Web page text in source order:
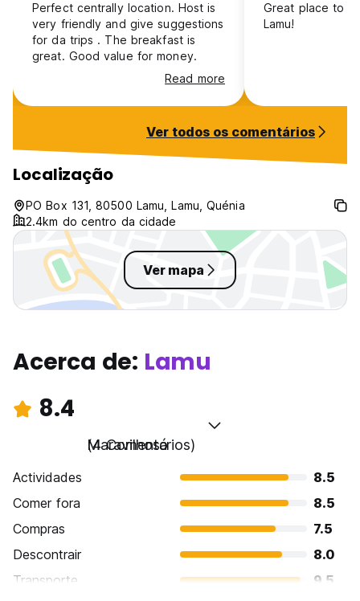
Perfect centrally location. Host is
very friendly and give suggestions
for da trips . The breakfast is
great. Good value for money.
Read more
Great place to
Lamu!
Ver todos os comentários
Localização
PO Box 131, 80500 Lamu, Lamu, Quénia
2.4km do centro da cidade
Ver mapa
Acerca de: Lamu
8.4
Maravilhoso
(4 Comentários)
Actividades
8.5
Comer fora
8.5
Compras
7.5
Descontrair
8.0
Transporte
9.5